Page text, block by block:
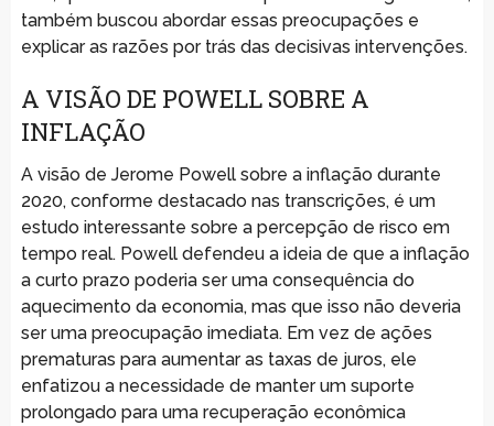
também buscou abordar essas preocupações e
explicar as razões por trás das decisivas intervenções.
A VISÃO DE POWELL SOBRE A
INFLAÇÃO
A visão de Jerome Powell sobre a inflação durante
2020, conforme destacado nas transcrições, é um
estudo interessante sobre a percepção de risco em
tempo real. Powell defendeu a ideia de que a inflação
a curto prazo poderia ser uma consequência do
aquecimento da economia, mas que isso não deveria
ser uma preocupação imediata. Em vez de ações
prematuras para aumentar as taxas de juros, ele
enfatizou a necessidade de manter um suporte
prolongado para uma recuperação econômica